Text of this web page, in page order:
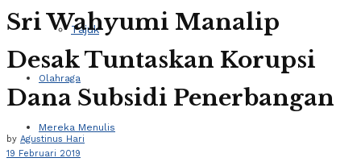
Tajuk
Olahraga
Mereka Menulis
Sri Wahyumi Manalip
Desak Tuntaskan Korupsi
Dana Subsidi Penerbangan
by Agustinus Hari
19 Februari 2019